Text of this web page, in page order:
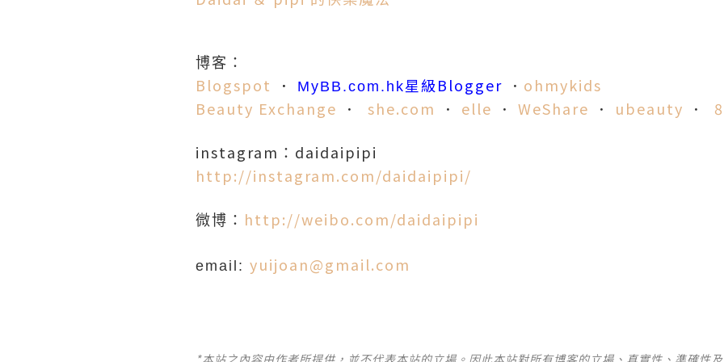
博客：
Blogspot ． MyBB.com.hk星級Blogger ． ohmykids
Beauty Exchange ． she.com ． elle ． WeShare ． ubeauty ．
instagram ： daidaipipi
http://instagram.com/daidaipipi/
微博： http://weibo.com/daidaipipi
email: yuijoan@gmail.com
*本站之內容由作者所提供，並不代表本站的立場。因此本站對所有博客的立場、真實性、準確性